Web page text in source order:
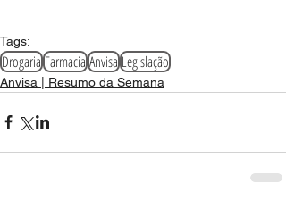
Tags:
DrogariaFarmaciaAnvisaLegislação
Anvisa | Resumo da Semana